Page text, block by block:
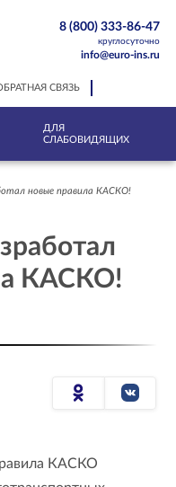
СВЯЗЬ
8 (800) 333-86-47
круглосуточно
info@euro-ins.ru
ДЛЯ
СЛАБОВИДЯЩИХ
новые правила КАСКО!
КАСКО!
КАСКО